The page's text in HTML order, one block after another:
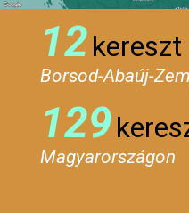
12kereszt
Borsod-Abaúj-
129
Magyarországon